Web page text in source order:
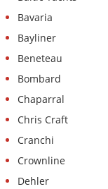
Bavaria
Bayliner
Beneteau
Bombard
Chaparral
Chris Craft
Cranchi
Crownline
Dehler